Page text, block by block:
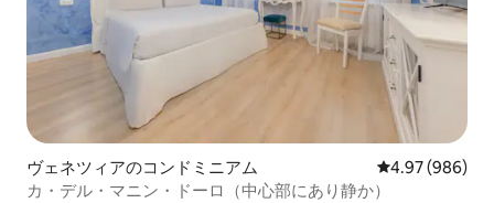
ヴェネツィアのコンドミニアム レビュー986
4.97 (986)
カ・デル・マニン・ドーロ（中心部にあり静か）